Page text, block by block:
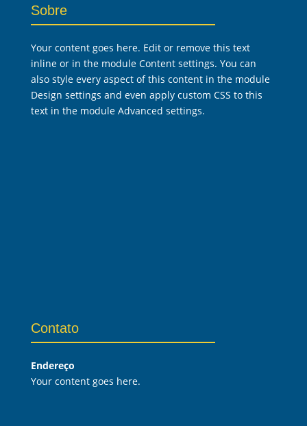
Sobre
Your content goes here. Edit or remove this text
inline or in the module Content settings. You can
also style every aspect of this content in the module
Design settings and even apply custom CSS to this
text in the module Advanced settings.
Contato
Endereço
Your content goes here.